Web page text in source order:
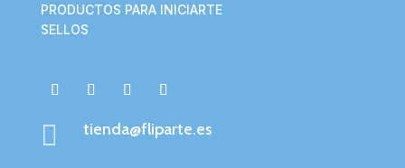
PRODUCTOS PARA INICIARTE
SELLOS
 tienda@fliparte.es